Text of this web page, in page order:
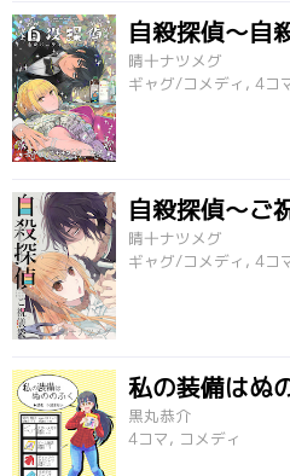
晴十ナツメグ
ギャグ/コメディ, 4コ
自殺探偵～ご
晴十ナツメグ
ギャグ/コメディ, 4コ
私の装備はぬ
黒丸恭介
4コマ, コメディ